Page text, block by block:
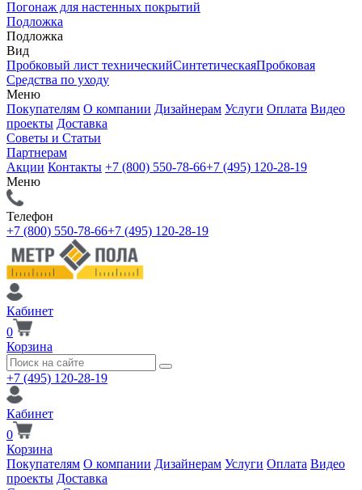
Погонаж для настенных покрытий
Подложка
Подложка
Вид
Пробковый лист техническийСинтетическаяПробковая
Средства по уходу
Меню
Покупателям О компании Дизайнерам Услуги Оплата Видео
проекты Доставка
Советы и Статьи
Партнерам
Акции Контакты +7 (800) 550-78-66+7 (495) 120-28-19
Меню
Телефон
+7 (800) 550-78-66+7 (495) 120-28-19
Кабинет
0
Корзина
+7 (495) 120-28-19
Кабинет
0
Корзина
Покупателям О компании Дизайнерам Услуги Оплата Видео
проекты Доставка